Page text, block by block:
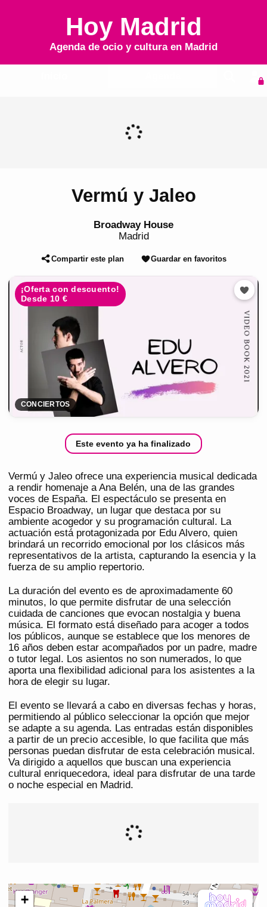
Hoy Madrid
Agenda de ocio y cultura en Madrid
Vermú y Jaleo
Broadway House
Madrid
Compartir este plan Guardar en favoritos
¡Oferta con descuento!
Desde 10 €
CONCIERTOS
Este evento ya ha finalizado
Vermú y Jaleo ofrece una experiencia musical dedicada
a rendir homenaje a Ana Belén, una de las grandes
voces de España. El espectáculo se presenta en
Espacio Broadway, un lugar que destaca por su
ambiente acogedor y su programación cultural. La
actuación está protagonizada por Edu Alvero, quien
brindará un recorrido emocional por los clásicos más
representativos de la artista, capturando la esencia y la
fuerza de su amplio repertorio.
La duración del evento es de aproximadamente 60
minutos, lo que permite disfrutar de una selección
cuidada de canciones que evocan nostalgia y buena
música. El formato está diseñado para acoger a todos
los públicos, aunque se establece que los menores de
16 años deben estar acompañados por un padre, madre
o tutor legal. Los asientos no son numerados, lo que
aporta una flexibilidad adicional para los asistentes a la
hora de elegir su lugar.
El evento se llevará a cabo en diversas fechas y horas,
permitiendo al público seleccionar la opción que mejor
se adapte a su agenda. Las entradas están disponibles
a partir de un precio accesible, lo que facilita que más
personas puedan disfrutar de esta celebración musical.
Va dirigido a aquellos que buscan una experiencia
cultural enriquecedora, ideal para disfrutar de una tarde
o noche especial en Madrid.